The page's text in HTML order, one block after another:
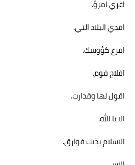
اغري امرؤ.
افدي البلاد التي.
افرغ كؤوسك.
افلاح قوم.
اقول لها وقدارت.
الا يا الله.
الاسلام يذيب فوارق.